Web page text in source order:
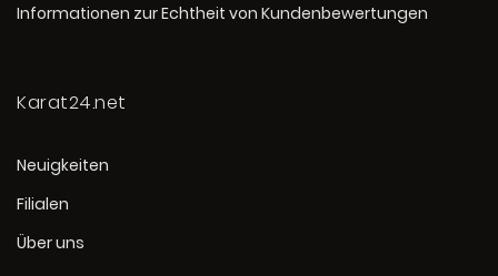
Informationen zur Echtheit von Kundenbewertungen
Karat24.net
Neuigkeiten
Filialen
Über uns